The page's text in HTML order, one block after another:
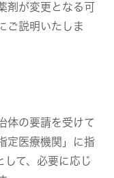
剤が変更となる可
ご説明いたしま
体の要請を受けて
定医療機関」に指
して、必要に応じ